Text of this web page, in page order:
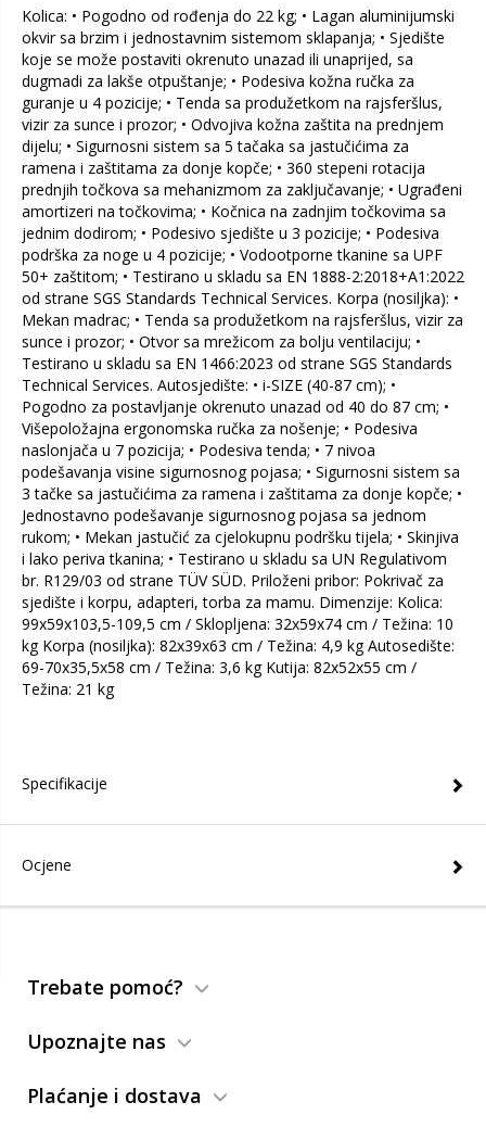
Kolica: • Pogodno od rođenja do 22 kg; • Lagan aluminijumski
okvir sa brzim i jednostavnim sistemom sklapanja; • Sjedište
koje se može postaviti okrenuto unazad ili unaprijed, sa
dugmadi za lakše otpuštanje; • Podesiva kožna ručka za
guranje u 4 pozicije; • Tenda sa produžetkom na rajsferšlus,
vizir za sunce i prozor; • Odvojiva kožna zaštita na prednjem
dijelu; • Sigurnosni sistem sa 5 tačaka sa jastučićima za
ramena i zaštitama za donje kopče; • 360 stepeni rotacija
prednjih točkova sa mehanizmom za zaključavanje; • Ugrađeni
amortizeri na točkovima; • Kočnica na zadnjim točkovima sa
jednim dodirom; • Podesivo sjedište u 3 pozicije; • Podesiva
podrška za noge u 4 pozicije; • Vodootporne tkanine sa UPF
50+ zaštitom; • Testirano u skladu sa EN 1888-2:2018+A1:2022
od strane SGS Standards Technical Services. Korpa (nosiljka): •
Mekan madrac; • Tenda sa produžetkom na rajsferšlus, vizir za
sunce i prozor; • Otvor sa mrežicom za bolju ventilaciju; •
Testirano u skladu sa EN 1466:2023 od strane SGS Standards
Technical Services. Autosjedište: • i-SIZE (40-87 cm); •
Pogodno za postavljanje okrenuto unazad od 40 do 87 cm; •
Višepoložajna ergonomska ručka za nošenje; • Podesiva
naslonjača u 7 pozicija; • Podesiva tenda; • 7 nivoa
podešavanja visine sigurnosnog pojasa; • Sigurnosni sistem sa
3 tačke sa jastučićima za ramena i zaštitama za donje kopče; •
Jednostavno podešavanje sigurnosnog pojasa sa jednom
rukom; • Mekan jastučić za cjelokupnu podršku tijela; • Skinjiva
i lako periva tkanina; • Testirano u skladu sa UN Regulativom
br. R129/03 od strane TÜV SÜD. Priloženi pribor: Pokrivač za
sjedište i korpu, adapteri, torba za mamu. Dimenzije: Kolica:
99x59x103,5-109,5 cm / Sklopljena: 32x59x74 cm / Težina: 10
kg Korpa (nosiljka): 82x39x63 cm / Težina: 4,9 kg Autosedište:
69-70x35,5x58 cm / Težina: 3,6 kg Kutija: 82x52x55 cm /
Težina: 21 kg
Specifikacije
Ocjene
Trebate pomoć?
Upoznajte nas
Plaćanje i dostava